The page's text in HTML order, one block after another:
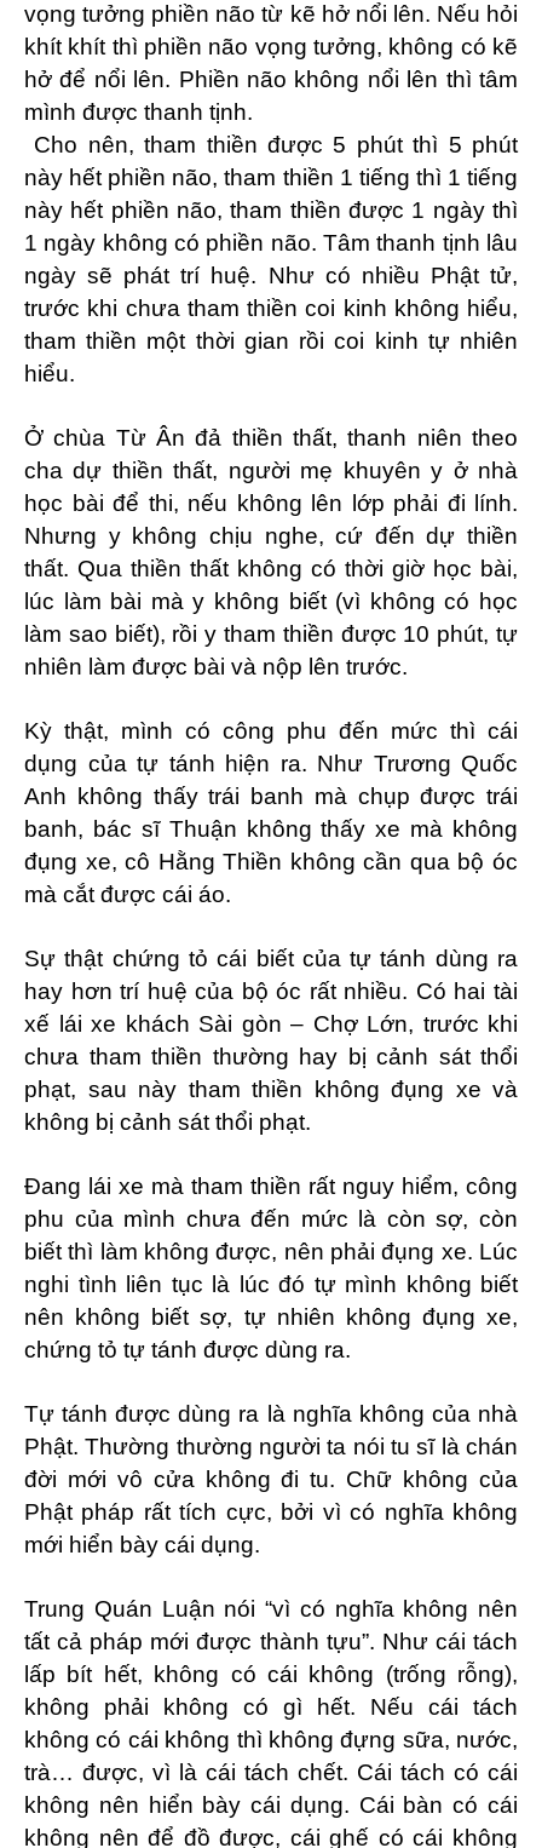
vọng tưởng phiền não từ kẽ hở nổi lên. Nếu hỏi
khít khít thì phiền não vọng tưởng, không có kẽ
hở để nổi lên. Phiền não không nổi lên thì tâm
mình được thanh tịnh.
Cho nên, tham thiền được 5 phút thì 5 phút
này hết phiền não, tham thiền 1 tiếng thì 1 tiếng
này hết phiền não, tham thiền được 1 ngày thì
1 ngày không có phiền não. Tâm thanh tịnh lâu
ngày sẽ phát trí huệ. Như có nhiều Phật tử,
trước khi chưa tham thiền coi kinh không hiểu,
tham thiền một thời gian rồi coi kinh tự nhiên
hiểu.
Ở chùa Từ Ân đả thiền thất, thanh niên theo
cha dự thiền thất, người mẹ khuyên y ở nhà
học bài để thi, nếu không lên lớp phải đi lính.
Nhưng y không chịu nghe, cứ đến dự thiền
thất. Qua thiền thất không có thời giờ học bài,
lúc làm bài mà y không biết (vì không có học
làm sao biết), rồi y tham thiền được 10 phút, tự
nhiên làm được bài và nộp lên trước.
Kỳ thật, mình có công phu đến mức thì cái
dụng của tự tánh hiện ra. Như Trương Quốc
Anh không thấy trái banh mà chụp được trái
banh, bác sĩ Thuận không thấy xe mà không
đụng xe, cô Hằng Thiền không cần qua bộ óc
mà cắt được cái áo.
Sự thật chứng tỏ cái biết của tự tánh dùng ra
hay hơn trí huệ của bộ óc rất nhiều. Có hai tài
xế lái xe khách Sài gòn – Chợ Lớn, trước khi
chưa tham thiền thường hay bị cảnh sát thổi
phạt, sau này tham thiền không đụng xe và
không bị cảnh sát thổi phạt.
Đang lái xe mà tham thiền rất nguy hiểm, công
phu của mình chưa đến mức là còn sợ, còn
biết thì làm không được, nên phải đụng xe. Lúc
nghi tình liên tục là lúc đó tự mình không biết
nên không biết sợ, tự nhiên không đụng xe,
chứng tỏ tự tánh được dùng ra.
Tự tánh được dùng ra là nghĩa không của nhà
Phật. Thường thường người ta nói tu sĩ là chán
đời mới vô cửa không đi tu. Chữ không của
Phật pháp rất tích cực, bởi vì có nghĩa không
mới hiển bày cái dụng.
Trung Quán Luận nói “vì có nghĩa không nên
tất cả pháp mới được thành tựu”. Như cái tách
lấp bít hết, không có cái không (trống rỗng),
không phải không có gì hết. Nếu cái tách
không có cái không thì không đựng sữa, nước,
trà… được, vì là cái tách chết. Cái tách có cái
không nên hiển bày cái dụng. Cái bàn có cái
không nên để đồ được, cái ghế có cái không